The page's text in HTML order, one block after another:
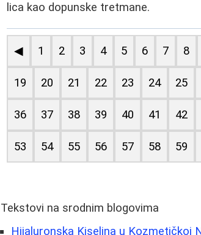
lica kao dopunske tretmane.
◀ 1 2 3 4 5 6 7 8
19 20 21 22 23 24 25
36 37 38 39 40 41 42
53 54 55 56 57 58 59
Tekstovi na srodnim blogovima
Hijaluronska Kiselina u Kozmetičkoj